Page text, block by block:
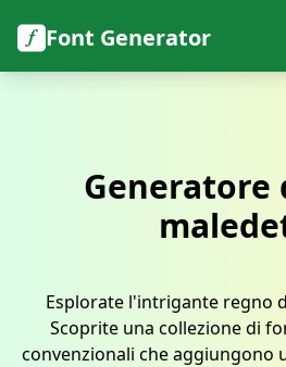
Font Generator
Generatore
Esplorate l'intrigante regno
Scoprite una collezione di
convenzionali che aggiungono